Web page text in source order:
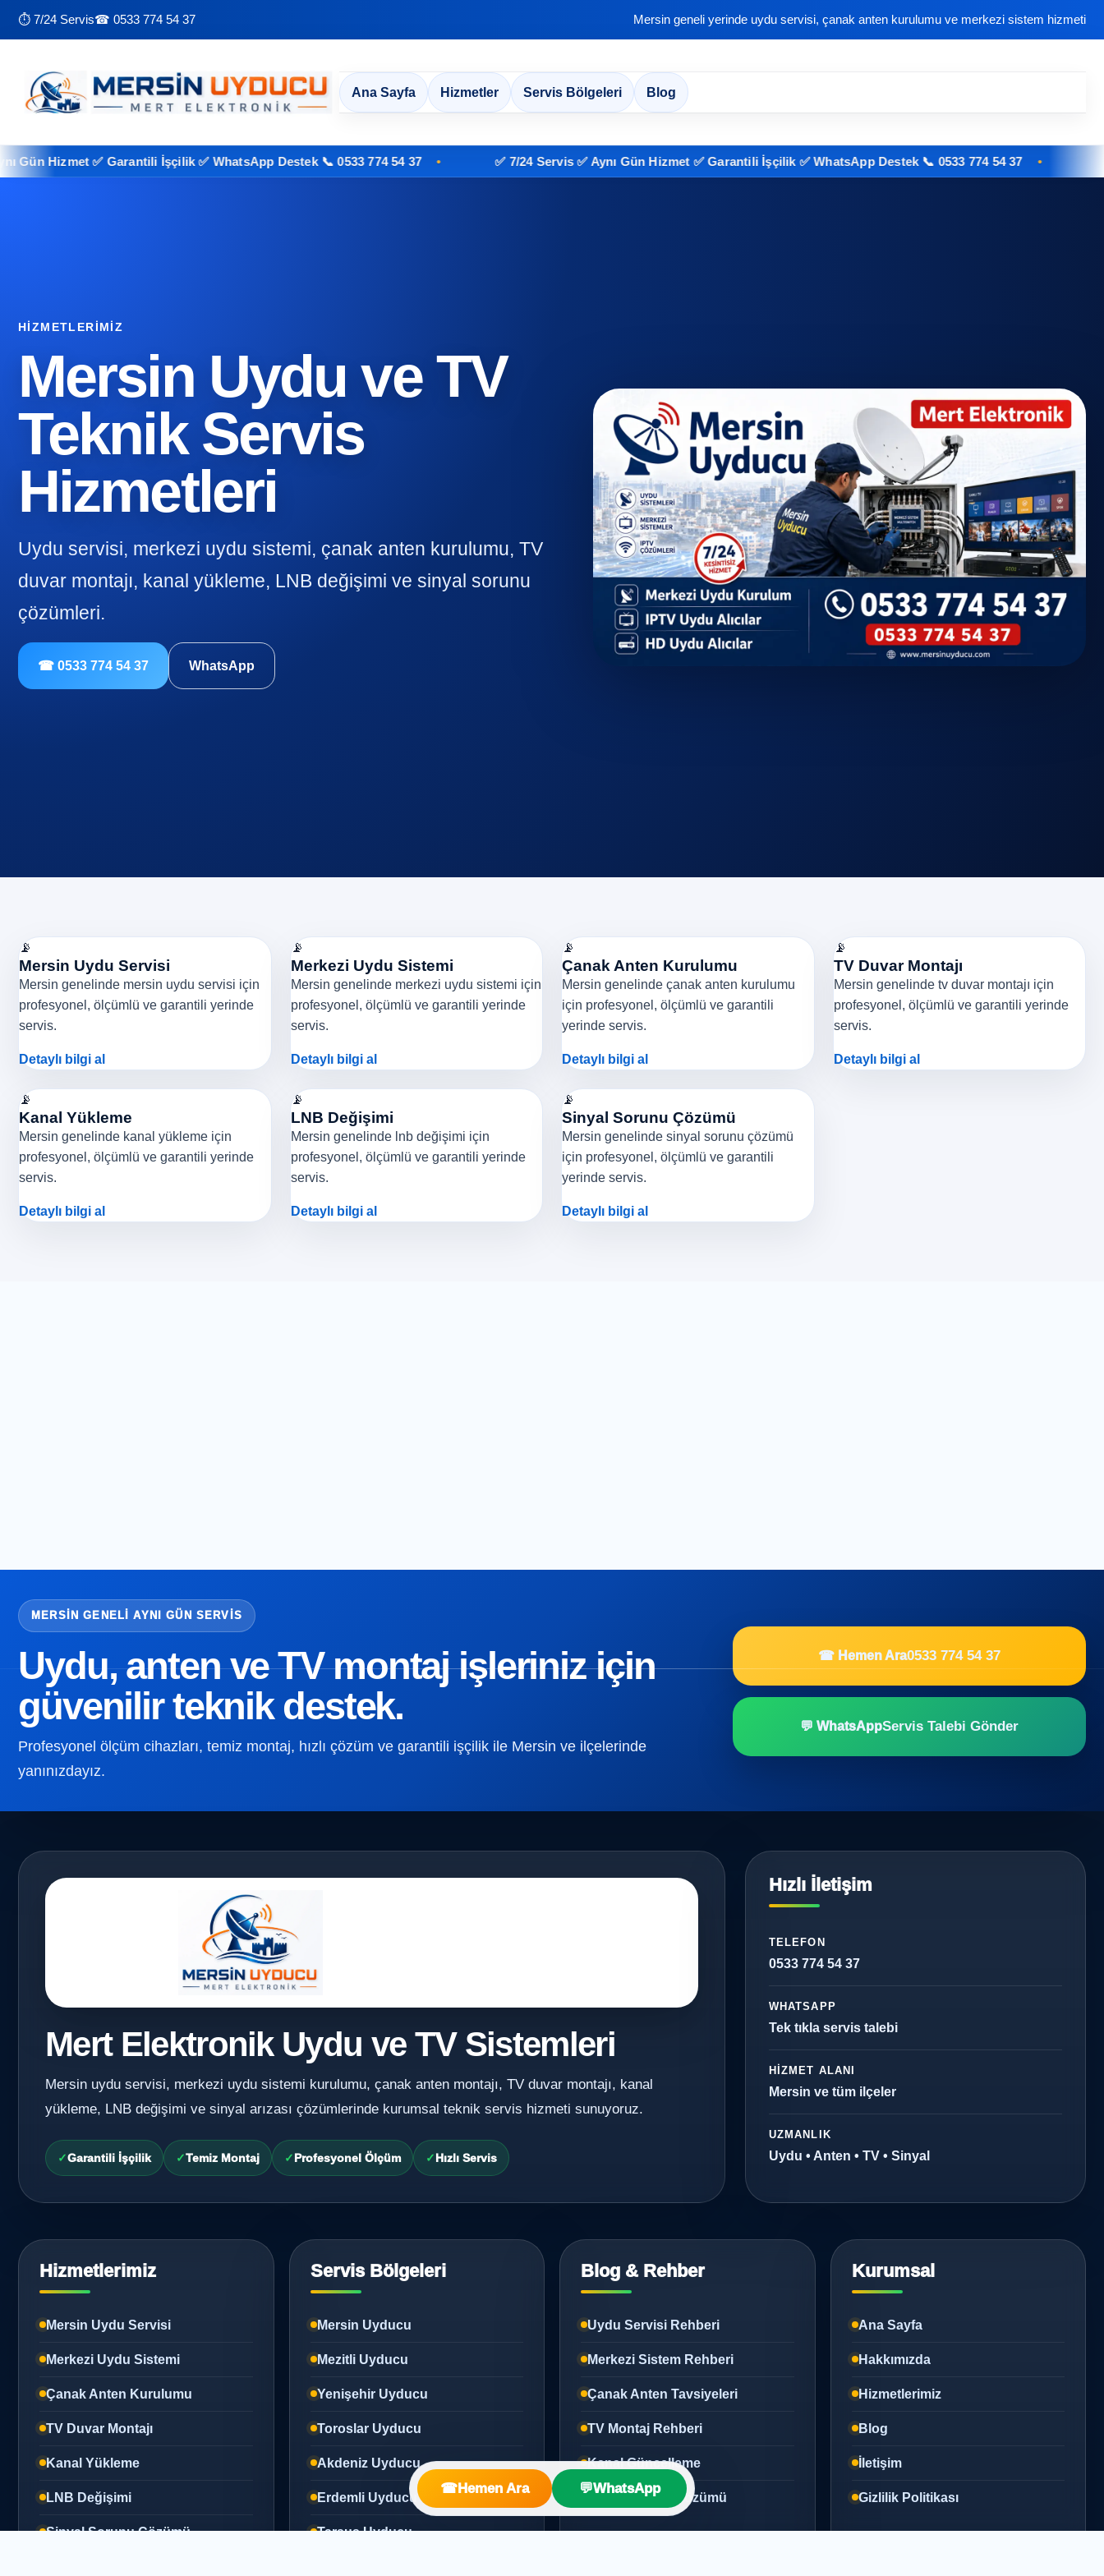
⏱ 7/24 Servis☎ 0533 774 54 37 Mersin geneli yerinde uydu servisi, çanak anten kurulumu ve merkezi sistem hizmeti
Ana Sayfa Hizmetler Servis Bölgeleri Blog
Hizmet ✅ Garantili İşçilik ✅ WhatsApp Destek 📞 0533 774 54 37 ✅ 7/24 Servis ✅ Aynı Gün Hizmet ✅ Garantili İşçilik ✅ WhatsApp Destek 📞 0533 774 54 37
HIZMETLERIMIZ
Mersin Uydu ve TV
Teknik Servis
Hizmetleri
Uydu servisi, merkezi uydu sistemi, çanak anten kurulumu, TV
duvar montajı, kanal yükleme, LNB değişimi ve sinyal sorunu
çözümleri.
☎ 0533 774 54 37 WhatsApp
📡
Mersin Uydu Servisi
Mersin genelinde mersin uydu servisi için
profesyonel, ölçümlü ve garantili yerinde
servis.
Detaylı bilgi al
📡
Merkezi Uydu Sistemi
Mersin genelinde merkezi uydu sistemi için
profesyonel, ölçümlü ve garantili yerinde
servis.
Detaylı bilgi al
📡
Çanak Anten Kurulumu
Mersin genelinde çanak anten kurulumu
için profesyonel, ölçümlü ve garantili
yerinde servis.
Detaylı bilgi al
📡
TV Duvar Montajı
Mersin genelinde tv duvar montajı için
profesyonel, ölçümlü ve garantili yerinde
servis.
Detaylı bilgi al
📡
Kanal Yükleme
Mersin genelinde kanal yükleme için
profesyonel, ölçümlü ve garantili yerinde
servis.
Detaylı bilgi al
📡
LNB Değişimi
Mersin genelinde lnb değişimi için
profesyonel, ölçümlü ve garantili yerinde
servis.
Detaylı bilgi al
📡
Sinyal Sorunu Çözümü
Mersin genelinde sinyal sorunu çözümü
için profesyonel, ölçümlü ve garantili
yerinde servis.
Detaylı bilgi al
MERSIN GENELI AYNI GÜN SERVIS
Uydu, anten ve TV montaj işleriniz için
güvenilir teknik destek.
Profesyonel ölçüm cihazları, temiz montaj, hızlı çözüm ve garantili işçilik ile Mersin ve ilçelerinde
yanınızdayız.
☎ Hemen Ara0533 774 54 37
💬 WhatsAppServis Talebi Gönder
Mert Elektronik Uydu ve TV Sistemleri
Mersin uydu servisi, merkezi uydu sistemi kurulumu, çanak anten montajı, TV duvar montajı, kanal
yükleme, LNB değişimi ve sinyal arızası çözümlerinde kurumsal teknik servis hizmeti sunuyoruz.
Garantili İşçilik Temiz Montaj Profesyonel Ölçüm Hızlı Servis
Hızlı İletişim
TELEFON
0533 774 54 37
WHATSAPP
Tek tıkla servis talebi
HIZMET ALANI
Mersin ve tüm ilçeler
UZMANLIK
Uydu • Anten • TV • Sinyal
Hizmetlerimiz
Mersin Uydu Servisi
Merkezi Uydu Sistemi
Çanak Anten Kurulumu
TV Duvar Montajı
Kanal Yükleme
LNB Değişimi
Sinyal Sorunu Çözümü
Servis Bölgeleri
Mersin Uyducu
Mezitli Uyducu
Yenişehir Uyducu
Toroslar Uyducu
Akdeniz Uyducu
Erdemli Uyducu
Tarsus Uyducu
Blog & Rehber
Uydu Servisi Rehberi
Merkezi Sistem Rehberi
Çanak Anten Tavsiyeleri
TV Montaj Rehberi
Kanal Güncelleme
Sinyal Arızası Çözümü
Kurumsal
Ana Sayfa
Hakkımızda
Hizmetlerimiz
Blog
İletişim
Gizlilik Politikası
☎Hemen Ara 💬WhatsApp